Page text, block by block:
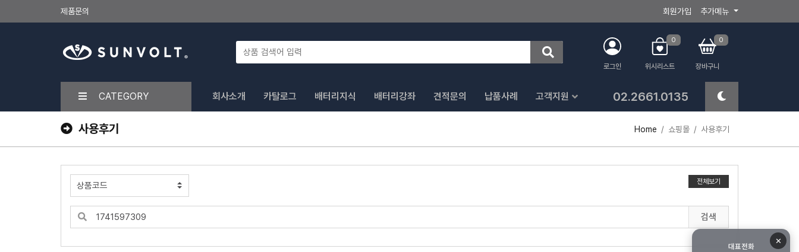
제품문의 회원가입 추가메뉴
로그인
0
위시리스트
0
장바구니
CATEGORY 회사소개 카탈로그 배터리지식 배터리강좌 견적문의 납품사례 고객지원 02.2661.0135
사용후기 Home 쇼핑몰 사용후기
전체보기
검색
✕
대표전화